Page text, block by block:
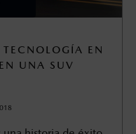
EN
UNA SUV